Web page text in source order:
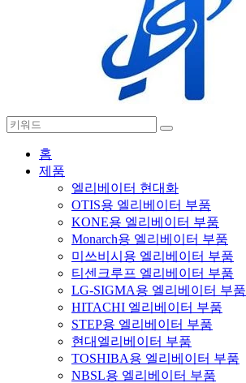
홈
제품
엘리베이터 현대화
OTIS용 엘리베이터 부품
KONE용 엘리베이터 부품
Monarch용 엘리베이터 부품
미쓰비시용 엘리베이터 부품
티센크루프 엘리베이터 부품
LG-SIGMA용 엘리베이터 부품
HITACHI 엘리베이터 부품
STEP용 엘리베이터 부품
현대엘리베이터 부품
TOSHIBA용 엘리베이터 부품
NBSL용 엘리베이터 부품